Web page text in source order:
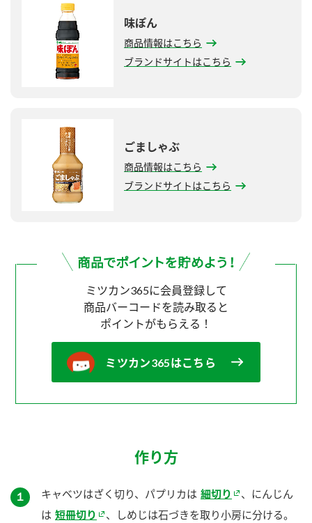
味ぽん
商品情報はこちら
ブランドサイトはこちら
ごましゃぶ
商品情報はこちら
ブランドサイトはこちら
ミツカン365に会員登録して
商品バーコードを読み取ると
ポイントがもらえる！
ミツカン365はこちら
作り方
１ キャベツはざく切り、パプリカは 細切り
、にんじん
は 短冊切り 、しめじは石づきを取り小房に分ける。